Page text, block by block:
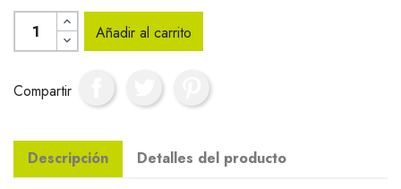
Añadir al carrito
Compartir
Descripción Detalles del producto